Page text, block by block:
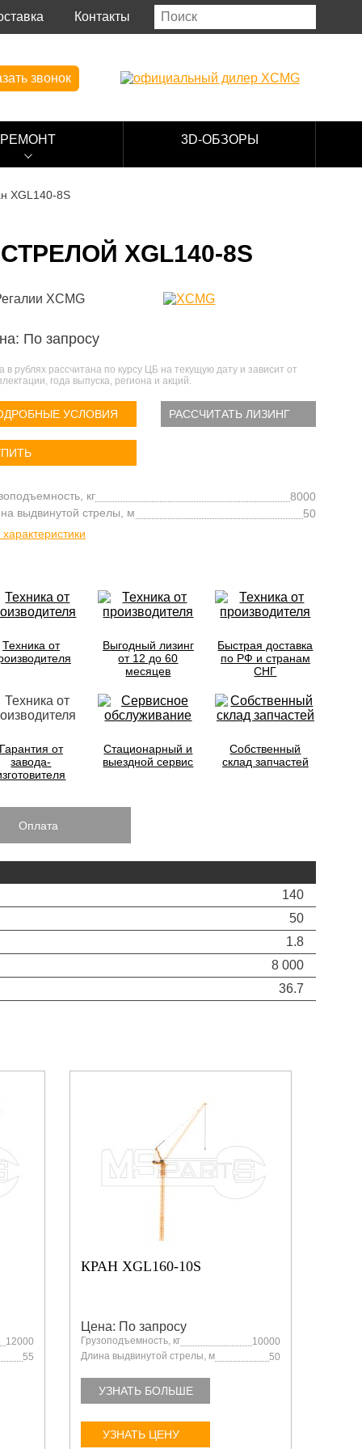
Контакты
звонок
РЕМОНТ 3D-ОБЗОРЫ
XGL140-8S
XGL140-8S
По запросу
в рублях рассчитана по курсу ЦБ на текущую дату и зависит от
года выпуска, региона и акций.
УСЛОВИЯ РАССЧИТАТЬ ЛИЗИНГ
кг
8000
выдвинутой стрелы, м
50
Техника от
Выгодный лизинг
от 12 до 60
месяцев
Быстрая доставка
по РФ и странам
СНГ
от
завода-
Стационарный и
выездной сервис
Собственный
склад запчастей
Оплата
140
50
1.8
8 000
36.7
12000
55
КРАН XGL160-10S
Цена: По запросу
Грузоподъемность, кг
10000
Длина выдвинутой стрелы, м
50
УЗНАТЬ БОЛЬШЕ
УЗНАТЬ ЦЕНУ